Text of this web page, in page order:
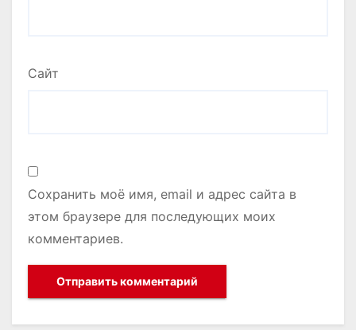
Сайт
Сохранить моё имя, email и адрес сайта в
этом браузере для последующих моих
комментариев.